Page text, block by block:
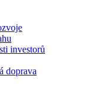
investorů
doprava